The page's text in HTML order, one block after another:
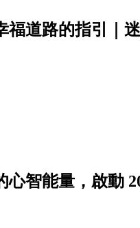
福道路的指引｜
心智能量，啟動